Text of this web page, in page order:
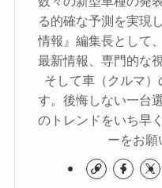
る的確な予測を実現
情報』編集長として
最新情報、専門的な
そして車（クルマ
す。後悔しない一台
のトレンドをいち早
ーをお願